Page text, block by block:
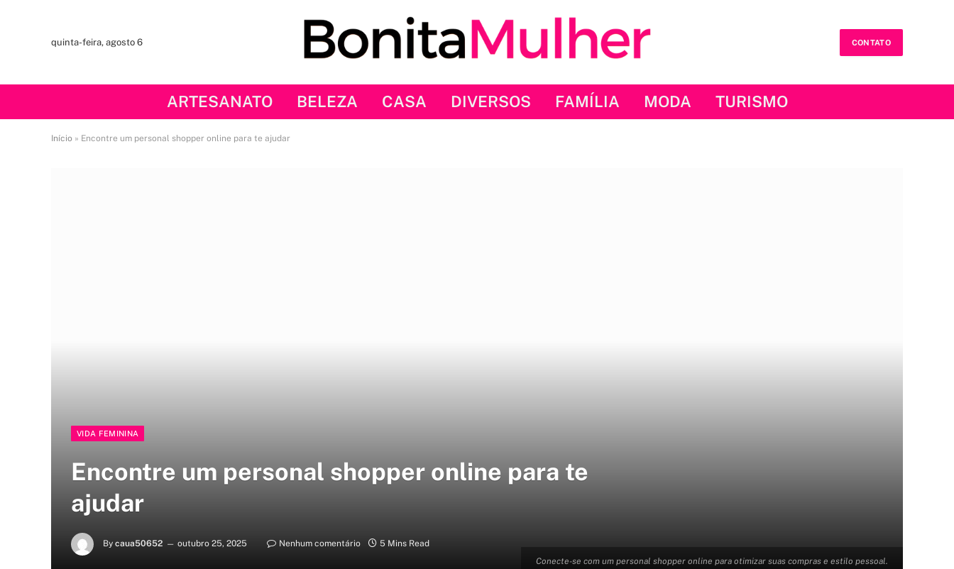
quinta-feira, agosto 6 CONTATO
ARTESANATO BELEZA CASA DIVERSOS FAMÍLIA MODA TURISMO
Início » Encontre um personal shopper online para te ajudar
Conecte-se com um personal shopper online para otimizar suas compras e estilo pessoal.
VIDA FEMININA
Encontre um personal shopper online para te
ajudar
By caua50652 outubro 25, 2025 Nenhum comentário 5 Mins Read